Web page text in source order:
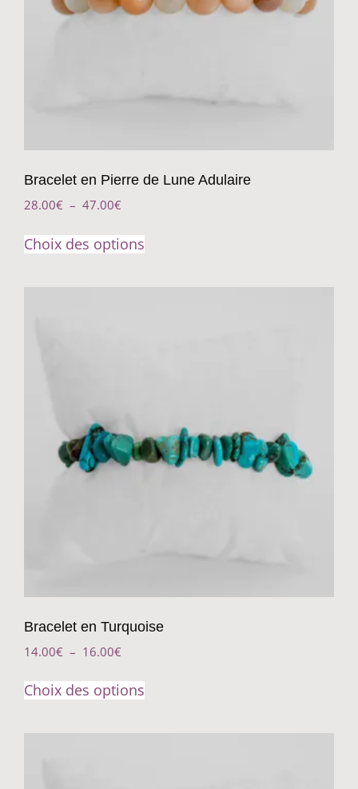
Bracelet en Pierre de Lune Adulaire
28.00€ – 47.00€
Choix des options
Bracelet en Turquoise
14.00€ – 16.00€
Choix des options